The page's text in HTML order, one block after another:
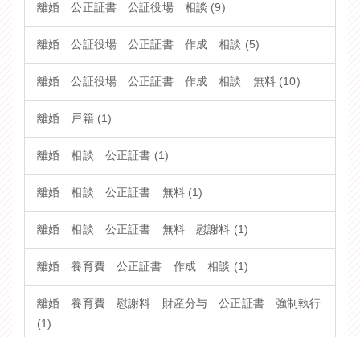
離婚 公正証書 公証役場 相談 (9)
離婚 公証役場 公正証書 作成 相談 (5)
離婚 公証役場 公正証書 作成 相談 無料 (10)
離婚 戸籍 (1)
離婚 相談 公正証書 (1)
離婚 相談 公正証書 無料 (1)
離婚 相談 公正証書 無料 慰謝料 (1)
離婚 養育費 公正証書 作成 相談 (1)
離婚 養育費 慰謝料 財産分与 公正証書 強制執行
(1)